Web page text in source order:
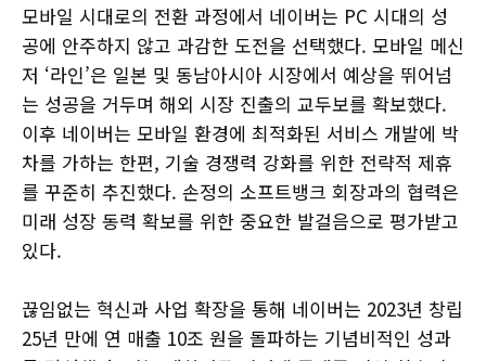
모바일 시대로의 전환 과정에서 네이버는 PC 시대의 성
공에 안주하지 않고 과감한 도전을 선택했다. 모바일 메신
저 ‘라인’은 일본 및 동남아시아 시장에서 예상을 뛰어넘
는 성공을 거두며 해외 시장 진출의 교두보를 확보했다.
이후 네이버는 모바일 환경에 최적화된 서비스 개발에 박
차를 가하는 한편, 기술 경쟁력 강화를 위한 전략적 제휴
를 꾸준히 추진했다. 손정의 소프트뱅크 회장과의 협력은
미래 성장 동력 확보를 위한 중요한 발걸음으로 평가받고
있다.
끊임없는 혁신과 사업 확장을 통해 네이버는 2023년 창립
25년 만에 연 매출 10조 원을 돌파하는 기념비적인 성과